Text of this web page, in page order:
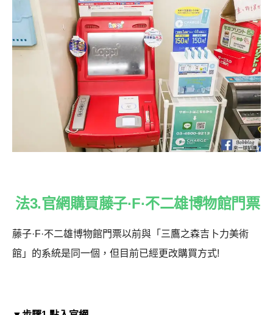
法3.官網購買藤子·F·不二雄博物館門票
藤子·F·不二雄博物館門票以前與「三鷹之森吉卜力美術
館」的系統是同一個，但目前已經更改購買方式!